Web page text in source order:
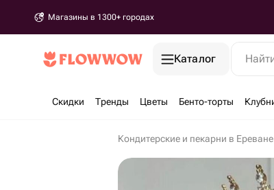
Магазины в 1300+ городах
Каталог
Скидки Тренды Цветы Бенто-торты
Кондитерские и пекарни в Ереване